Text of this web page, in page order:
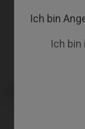
Ich bin
Ich
Dentsply® Xive®